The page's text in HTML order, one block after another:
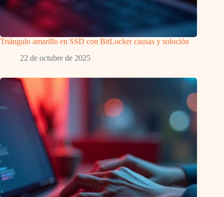
Triángulo amarillo en SSD con BitLocker causas y solución
22 de octubre de 2025